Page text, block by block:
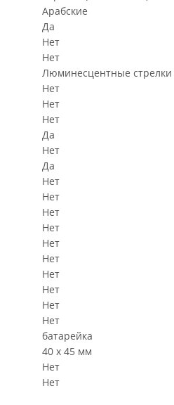
Арабские
Да
Нет
Нет
Люминесцентные стрелки
Нет
Нет
Нет
Да
Нет
Да
Нет
Нет
Нет
Нет
Нет
Нет
Нет
Нет
Нет
Нет
батарейка
40 x 45 мм
Нет
Нет